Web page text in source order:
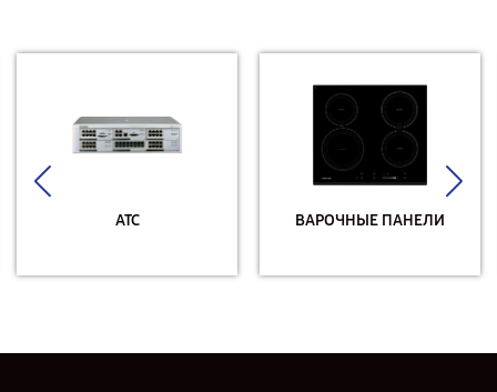
АТС ВАРОЧНЫЕ ПАНЕЛИ